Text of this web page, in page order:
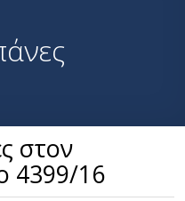
στον
4399/16